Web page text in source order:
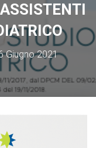
Giugno 2021